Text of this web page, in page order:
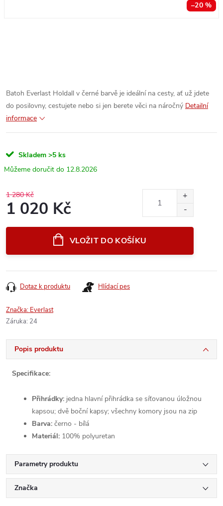
–20 %
Batoh Everlast Holdall v černé barvě je ideální na cesty, ať už jdete
do posilovny, cestujete nebo si jen berete věci na náročný Detailní
informace
Skladem >5 ks
12.8.2026
1 280 Kč
1 020 Kč
VLOŽIT DO KOŠÍKU
Dotaz k produktu Hlídací pes
Značka: Everlast
Záruka: 24
Popis produktu
Specifikace:
Přihrádky: jedna hlavní přihrádka se síťovanou úložnou
kapsou; dvě boční kapsy; všechny komory jsou na zip
Barva: černo - bílá
Materiál: 100% polyuretan
Parametry produktu
Značka